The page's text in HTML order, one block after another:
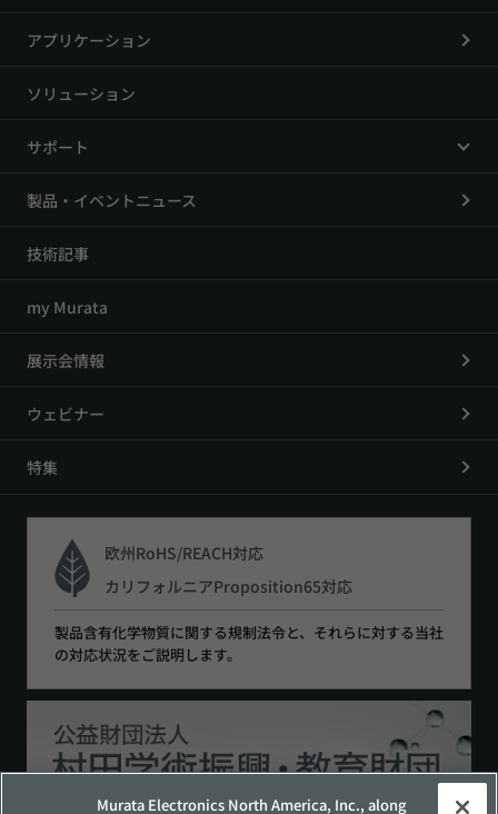
アプリケーション
ソリューション
サポート
製品・イベントニュース
技術記事
my Murata
展示会情報
ウェビナー
特集
欧州RoHS/REACH対応
カリフォルニアProposition65対応
製品含有化学物質に関する規制法令と、それらに対する当社
の対応状況をご説明します。
Murata Electronics North America, Inc., along